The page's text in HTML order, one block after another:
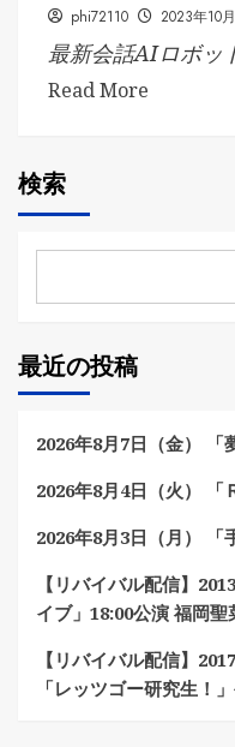
phi72110 2023年10
最新会話AIロボッ
Read More
検索
最近の投稿
2026年8月7日（金） 「
2026年8月4日（火） 「
2026年8月3日（月） 「
【リバイバル配信】
イブ」18:00公演 福岡聖
【リバイバル配信】
「レッツゴー研究生！